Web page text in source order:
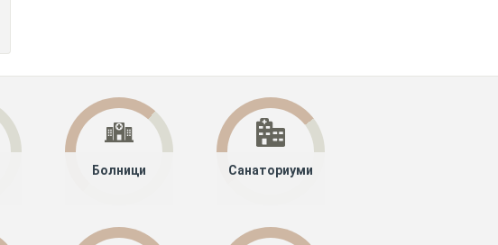
Болници Санаториуми